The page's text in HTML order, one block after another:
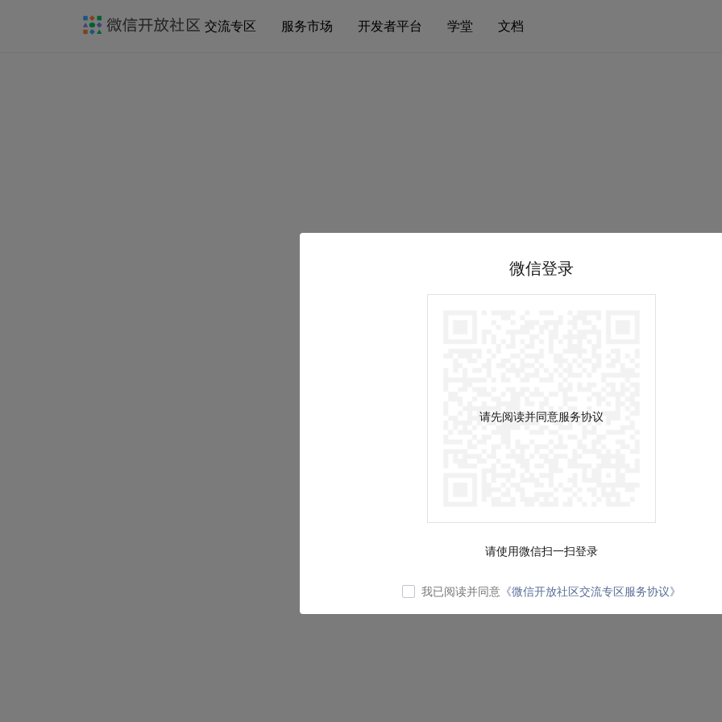
交流专区 服务市场 开发者平台 学堂 文档
微信登录
请先阅读并同意服务协议
请使用微信扫一扫登录
我已阅读并同意 《微信开放社区交流专区服务协议》